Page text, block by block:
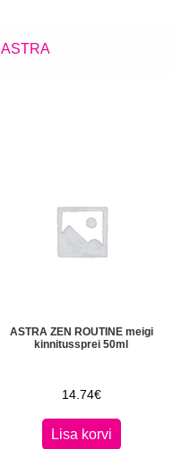
ASTRA
ASTRA ZEN ROUTINE meigi
kinnitussprei 50ml
14.74€
Lisa korvi